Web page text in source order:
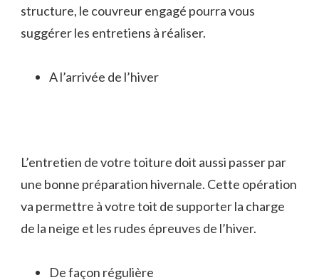
structure, le couvreur engagé pourra vous
suggérer les entretiens à réaliser.
A l’arrivée de l’hiver
L’entretien de votre toiture doit aussi passer par
une bonne préparation hivernale. Cette opération
va permettre à votre toit de supporter la charge
de la neige et les rudes épreuves de l’hiver.
De façon régulière